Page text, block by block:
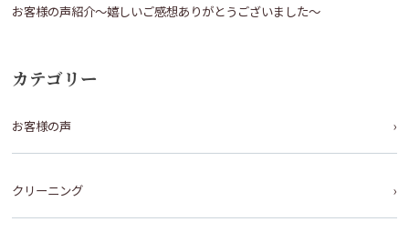
お客様の声紹介～嬉しいご感想ありがとうございました～
カテゴリー
お客様の声
クリーニング